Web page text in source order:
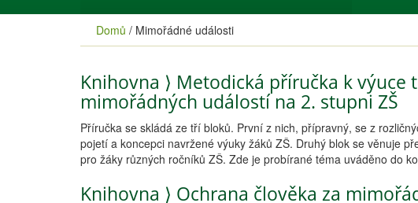
Domů / Mimořádné události
Knihovna ⟩ Metodická příručka k výuce
mimořádných událostí na 2. stupni ZŠ
Příručka se skládá ze tří bloků. První z nich, přípravný, se z
pojetí a koncepci navržené výuky žáků ZŠ. Druhý blok se věnuje
pro žáky různých ročníků ZŠ. Zde je probírané téma uváděno do
Knihovna ⟩ Ochrana člověka za